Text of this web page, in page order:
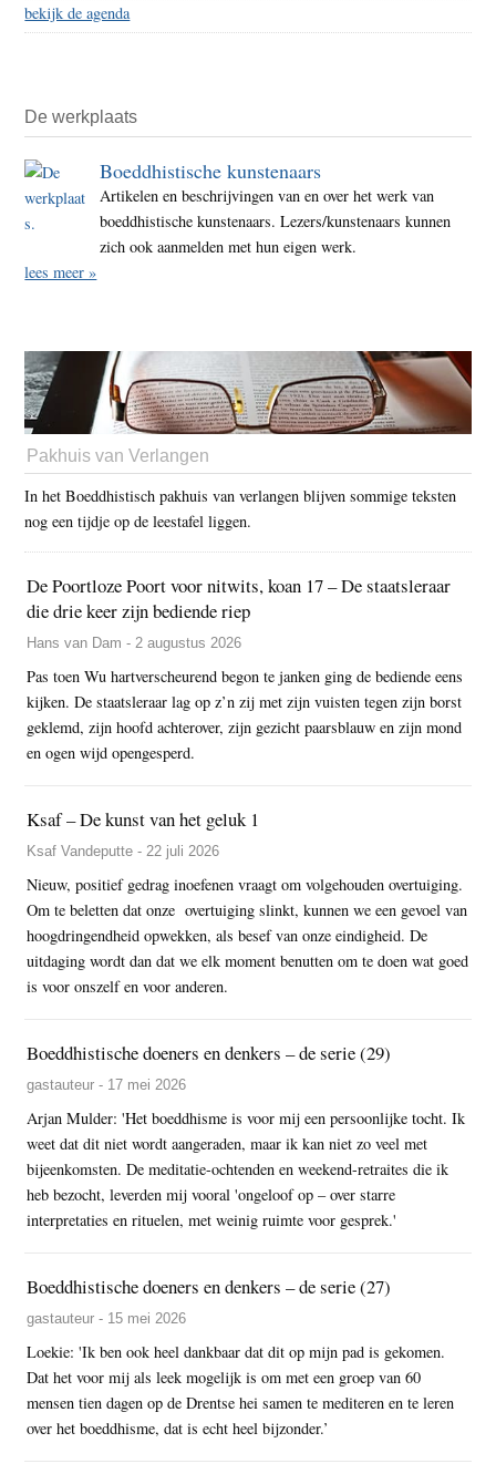
bekijk de agenda
De werkplaats
Boeddhistische kunstenaars
Artikelen en beschrijvingen van en over het werk van
boeddhistische kunstenaars. Lezers/kunstenaars kunnen
zich ook aanmelden met hun eigen werk.
lees meer »
Pakhuis van Verlangen
In het Boeddhistisch pakhuis van verlangen blijven sommige teksten
nog een tijdje op de leestafel liggen.
De Poortloze Poort voor nitwits, koan 17 – De staatsleraar
die drie keer zijn bediende riep
Hans van Dam - 2 augustus 2026
Pas toen Wu hartverscheurend begon te janken ging de bediende eens
kijken. De staatsleraar lag op z’n zij met zijn vuisten tegen zijn borst
geklemd, zijn hoofd achterover, zijn gezicht paarsblauw en zijn mond
en ogen wijd opengesperd.
Ksaf – De kunst van het geluk 1
Ksaf Vandeputte - 22 juli 2026
Nieuw, positief gedrag inoefenen vraagt om volgehouden overtuiging.
Om te beletten dat onze overtuiging slinkt, kunnen we een gevoel van
hoogdringendheid opwekken, als besef van onze eindigheid. De
uitdaging wordt dan dat we elk moment benutten om te doen wat goed
is voor onszelf en voor anderen.
Boeddhistische doeners en denkers – de serie (29)
gastauteur - 17 mei 2026
Arjan Mulder: 'Het boeddhisme is voor mij een persoonlijke tocht. Ik
weet dat dit niet wordt aangeraden, maar ik kan niet zo veel met
bijeenkomsten. De meditatie-ochtenden en weekend-retraites die ik
heb bezocht, leverden mij vooral 'ongeloof op – over starre
interpretaties en rituelen, met weinig ruimte voor gesprek.'
Boeddhistische doeners en denkers – de serie (27)
gastauteur - 15 mei 2026
Loekie: 'Ik ben ook heel dankbaar dat dit op mijn pad is gekomen.
Dat het voor mij als leek mogelijk is om met een groep van 60
mensen tien dagen op de Drentse hei samen te mediteren en te leren
over het boeddhisme, dat is echt heel bijzonder.’